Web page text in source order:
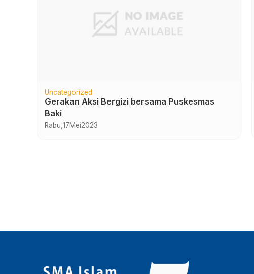
Uncategorized
Gerakan Aksi Bergizi bersama Puskesmas
Baki
Rabu, 17Mei2023